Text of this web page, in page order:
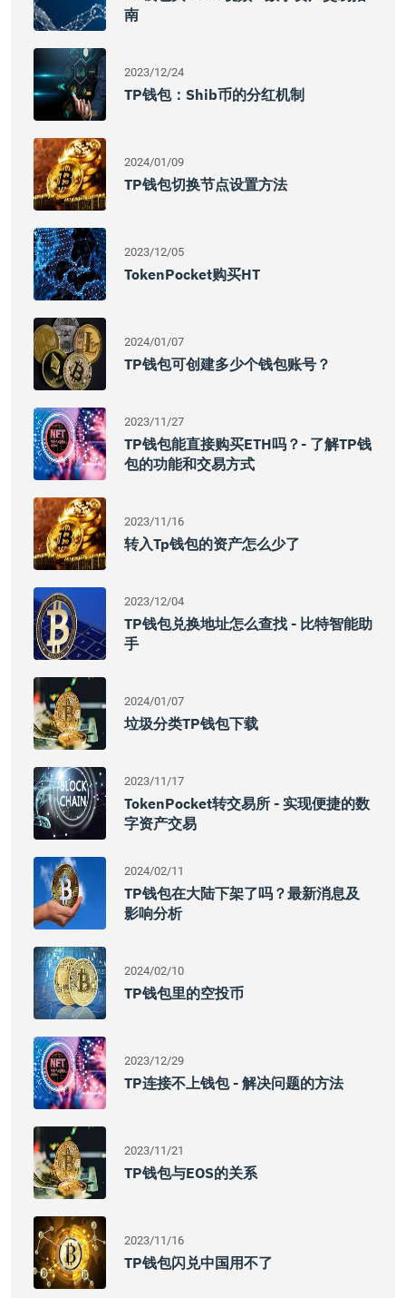
南
2023/12/24
TP钱包：Shib币的分红机制
2024/01/09
TP钱包切换节点设置方法
2023/12/05
TokenPocket购买HT
2024/01/07
TP钱包可创建多少个钱包账号？
2023/11/27
TP钱包能直接购买ETH吗？- 了解TP钱
包的功能和交易方式
2023/11/16
转入tp钱包的资产怎么少了
2023/12/04
TP钱包兑换地址怎么查找 - 比特智能助
手
2024/01/07
垃圾分类TP钱包下载
2023/11/17
TokenPocket转交易所 - 实现便捷的数
字资产交易
2024/02/11
TP钱包在大陆下架了吗？最新消息及
影响分析
2024/02/10
TP钱包里的空投币
2023/12/29
TP连接不上钱包 - 解决问题的方法
2023/11/21
TP钱包与EOS的关系
2023/11/16
TP钱包闪兑中国用不了